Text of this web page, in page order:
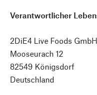
Verantwortlicher
2DiE4 Live Foods GmbH
Mooseurach 12
82549 Königsdorf
Deutschland